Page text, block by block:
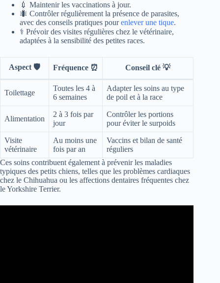
💉 Maintenir les vaccinations à jour.
🐜 Contrôler régulièrement la présence de parasites,
avec des conseils pratiques pourenlever une tique.
⚕️ Prévoir des visites régulières chez le vétérinaire,
adaptées à la sensibilité des petites races.
Aspect 🛡️ Fréquence ⏰ Conseil clé 💡
Toilettage
Toutes les 4 à
6 semaines
Adapter les soins au type
de poil et à la race
Alimentation
2 à 3 fois par
jour
Contrôler les portions
pour éviter le surpoids
Visite
vétérinaire
Au moins une
fois par an
Vaccins et bilan de santé
réguliers
Ces soins contribuent également à prévenir les maladies
typiques des petits chiens, telles que les problèmes cardiaques
chez le Chihuahua ou les affections dentaires fréquentes chez
le Yorkshire Terrier.